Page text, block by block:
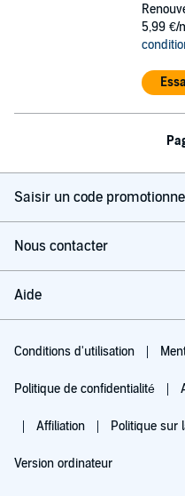
5,99 €/
Saisir un code
Nous contacter
Aide
Conditions d'utilisation
Politique de confidentialité
Affiliation Politique sur
Version ordinateur